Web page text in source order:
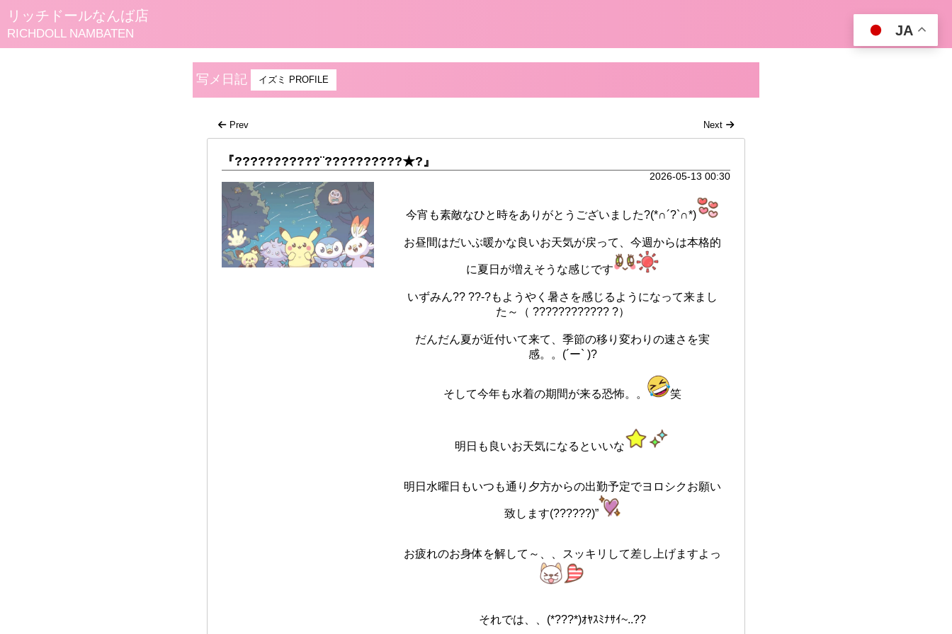
リッチドールなんば店
RICHDOLL NAMBATEN JA
写メ日記 イズミ PROFILE
Prev Next
『???????????¨??????????★?』
2026-05-13 00:30
今宵も素敵なひと時をありがとうございました?(*∩´?`∩*)
お昼間はだいぶ暖かな良いお天気が戻って、今週からは本格的
に夏日が増えそうな感じです
いずみん?? ??-?もようやく暑さを感じるようになって来まし
た～（ ???????????? ?）
だんだん夏が近付いて来て、季節の移り変わりの速さを実
感。。 (´ー` )?
そして今年も水着の期間が来る恐怖。。 笑
明日も良いお天気になるといいな
明日水曜日もいつも通り夕方からの出勤予定でヨロシクお願い
致します(??????)”
お疲れのお身体を解して～、、スッキリして差し上げますよっ
それでは、、(*???*)ｵﾔｽﾐﾅｻｲ~..??